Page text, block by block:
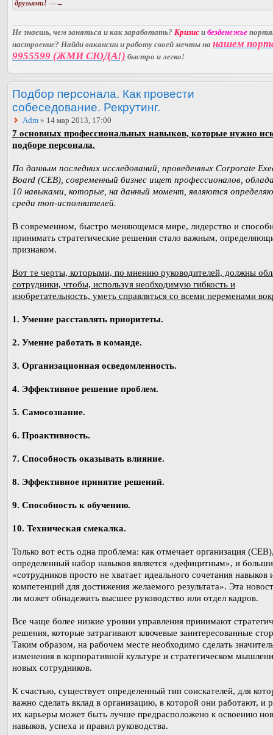
друзьями! —→
Не знаешь, чем заняться и как заработать? Кризис и безденежье
настроение? Найди вакансии и работу своей мечты на нашем
9955599 (ЖМИ СЮДА!) быстро и легко!
Подбор персонала. Как провести
собеседование. Рекрутинг.
Adm » 14 мар 2013, 17:00
7 основных профессиональных навыков, которые нужно
подборе персонала.
По данным последних исследований, проведенных Corporate
Board (CEB), современный бизнес ищет профессионалов,
10 навыками, которые, на данный момент, являются
среди топ-исполнителей.
В современном, быстро меняющемся мире, лидерство и
принимать стратегические решения стало важным,
признаком.
Вот те черты, которыми, по мнению руководителей, должны
сотрудники, чтобы, используя необходимую гибкость и
изобретательность, уметь справляться со всеми переменами
1. Умение расставлять приоритеты.
2. Умение работать в команде.
3. Организационная осведомленность.
4. Эффективное решение проблем.
5. Самосознание.
6. Проактивность.
7. Способность оказывать влияние.
8. Эффективное принятие решений.
9. Способность к обучению.
10. Техническая смекалка.
Только вот есть одна проблема: как отмечает организация
определенный набор навыков является «дефицитным», и
«сотрудников просто не хватает идеального сочетания навыков
компетенций для достижения желаемого результата». Эта
ли может обнадежить высшее руководство или отдел кадров.
Все чаще более низкие уровни управления принимают
решения, которые затрагивают ключевые заинтересованные
Таким образом, на рабочем месте необходимо сделать
изменения в корпоративной культуре и стратегическом
новых сотрудников.
К счастью, существует определенный тип соискателей, для
важно сделать вклад в организацию, в которой они работают, и
их карьеры может быть лучше предрасположено к освоению
навыков, успеха и правил руководства.